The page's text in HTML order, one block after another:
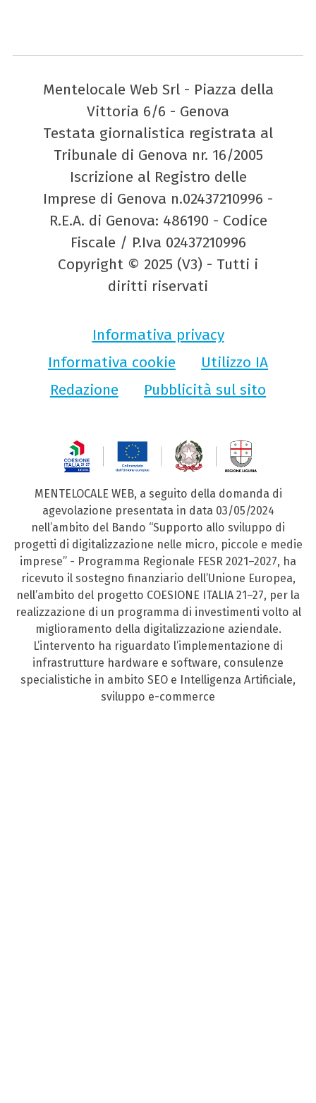
Mentelocale Web Srl - Piazza della
Vittoria 6/6 - Genova
Testata giornalistica registrata al
Tribunale di Genova nr. 16/2005
Iscrizione al Registro delle
Imprese di Genova n.02437210996 -
R.E.A. di Genova: 486190 - Codice
Fiscale / P.Iva 02437210996
Copyright © 2025 (V3) - Tutti i
diritti riservati
Informativa privacy
Informativa cookie
Utilizzo IA
Redazione
Pubblicità sul sito
MENTELOCALE WEB, a seguito della domanda di
agevolazione presentata in data 03/05/2024
nell’ambito del Bando “Supporto allo sviluppo di
progetti di digitalizzazione nelle micro, piccole e medie
imprese” - Programma Regionale FESR 2021–2027, ha
ricevuto il sostegno finanziario dell’Unione Europea,
nell’ambito del progetto COESIONE ITALIA 21–27, per la
realizzazione di un programma di investimenti volto al
miglioramento della digitalizzazione aziendale.
L’intervento ha riguardato l’implementazione di
infrastrutture hardware e software, consulenze
specialistiche in ambito SEO e Intelligenza Artificiale,
sviluppo e-commerce